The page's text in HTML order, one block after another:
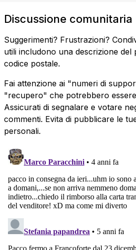
Discussione comunitaria
Suggerimenti? Frustrazioni?
utili includono una descrizione del
codice postale.
Fai attenzione ai "numeri di
"recupero" che potrebbero
Assicurati di segnalare e votare
commenti. Evita di pubblicare le
personali.